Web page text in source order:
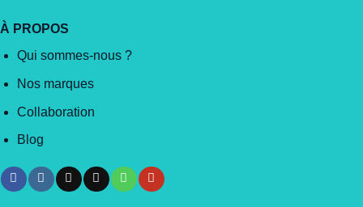
À PROPOS
Qui sommes-nous ?
Nos marques
Collaboration
Blog